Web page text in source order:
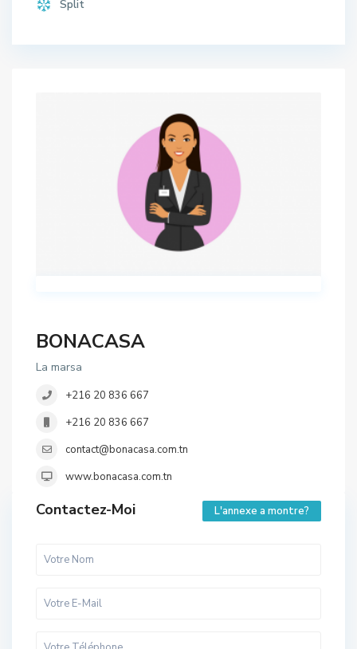
Split
BONACASA
La marsa
+216 20 836 667
+216 20 836 667
contact@bonacasa.com.tn
www.bonacasa.com.tn
Contactez-Moi L'annexe a montre?